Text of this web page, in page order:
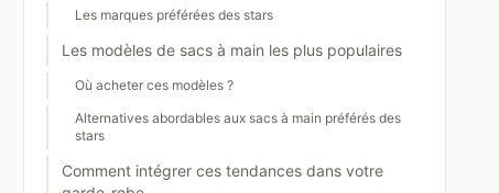
Les marques préférées des stars
Les modèles de sacs à main les plus populaires
Où acheter ces modèles ?
Alternatives abordables aux sacs à main préférés des
stars
Comment intégrer ces tendances dans votre